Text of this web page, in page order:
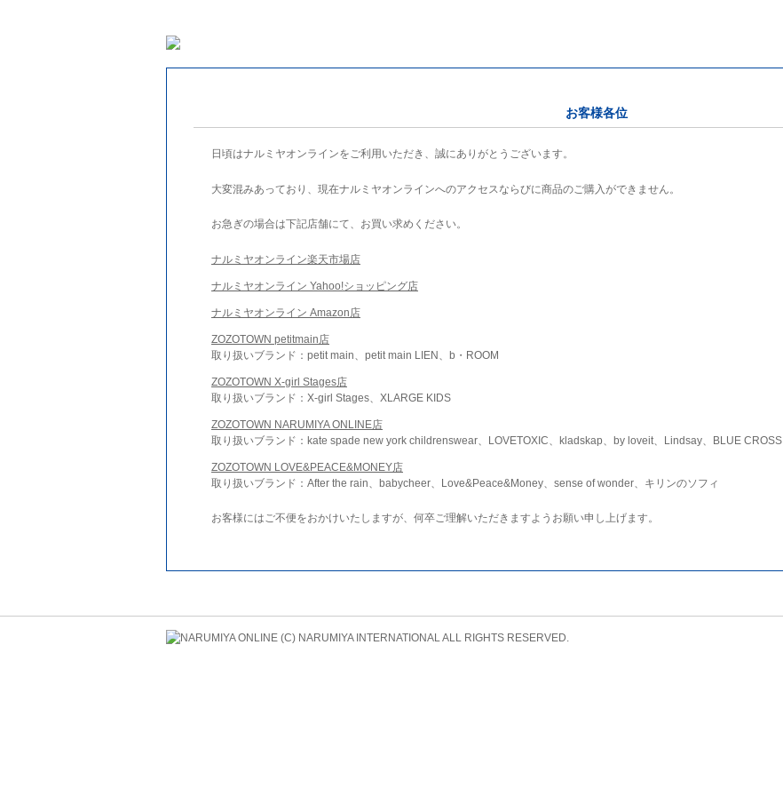
お客様各位
日頃はナルミヤオンラインをご利用いただき、誠にありがとうございます。
大変混みあっており、現在ナルミヤオンラインへのアクセスならびに商品のご購入ができません。
お急ぎの場合は下記店舗にて、お買い求めください。
ナルミヤオンライン楽天市場店
ナルミヤオンライン Yahoo!ショッピング店
ナルミヤオンライン Amazon店
ZOZOTOWN petitmain店
取り扱いブランド：petit main、petit main LIEN、b・ROOM
ZOZOTOWN X-girl Stages店
取り扱いブランド：X-girl Stages、XLARGE KIDS
ZOZOTOWN NARUMIYA ONLINE店
取り扱いブランド：kate spade new york childrenswear、LOVETOXIC、kladskap、by loveit、Lindsay、BLUE CROSS
ZOZOTOWN LOVE&PEACE&MONEY店
取り扱いブランド：After the rain、babycheer、Love&Peace&Money、sense of wonder、キリンのソフィ
お客様にはご不便をおかけいたしますが、何卒ご理解いただきますようお願い申し上げます。